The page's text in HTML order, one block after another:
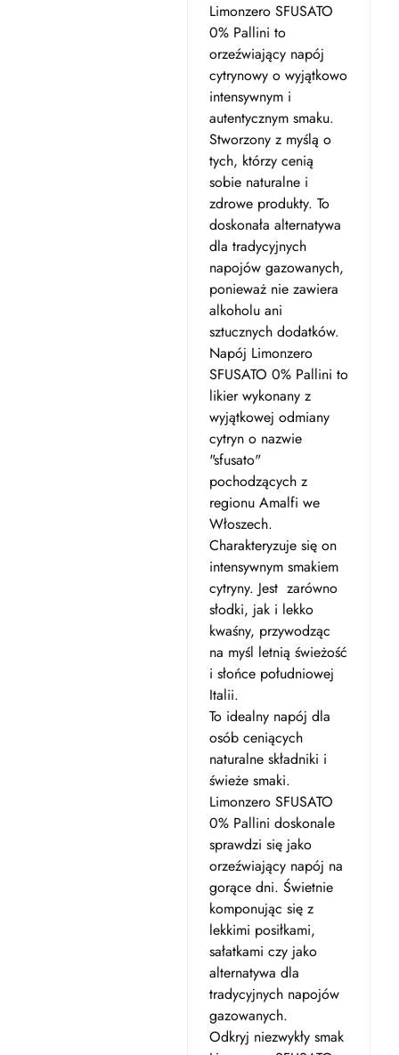
Limonzero SFUSATO
0% Pallini to
orzeźwiający napój
cytrynowy o wyjątkowo
intensywnym i
autentycznym smaku.
Stworzony z myślą o
tych, którzy cenią
sobie naturalne i
zdrowe produkty. To
doskonała alternatywa
dla tradycyjnych
napojów gazowanych,
ponieważ nie zawiera
alkoholu ani
sztucznych dodatków.
Napój Limonzero
SFUSATO 0% Pallini to
likier wykonany z
wyjątkowej odmiany
cytryn o nazwie
"sfusato"
pochodzących z
regionu Amalfi we
Włoszech.
Charakteryzuje się on
intensywnym smakiem
cytryny. Jest zarówno
słodki, jak i lekko
kwaśny, przywodząc
na myśl letnią świeżość
i słońce południowej
Italii.
To idealny napój dla
osób ceniących
naturalne składniki i
świeże smaki.
Limonzero SFUSATO
0% Pallini doskonale
sprawdzi się jako
orzeźwiający napój na
gorące dni. Świetnie
komponując się z
lekkimi posiłkami,
sałatkami czy jako
alternatywa dla
tradycyjnych napojów
gazowanych.
Odkryj niezwykły smak